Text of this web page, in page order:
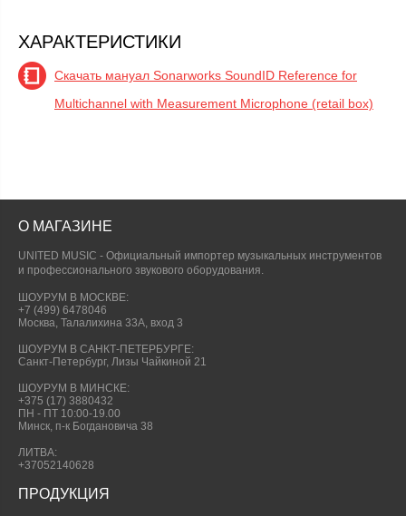
ХАРАКТЕРИСТИКИ
Скачать мануал Sonarworks SoundID Reference for
Multichannel with Measurement Microphone (retail box)
О МАГАЗИНЕ
UNITED MUSIC - Официальный импортер музыкальных инструментов
и профессионального звукового оборудования.
ШОУРУМ В МОСКВЕ:
+7 (499) 6478046
Москва, Талалихина 33А, вход 3
ШОУРУМ В САНКТ-ПЕТЕРБУРГЕ:
Санкт-Петербург, Лизы Чайкиной 21
ШОУРУМ В МИНСКЕ:
+375 (17) 3880432
ПН - ПТ 10:00-19.00
Минск, п-к Богдановича 38
ЛИТВА:
+37052140628
ПРОДУКЦИЯ